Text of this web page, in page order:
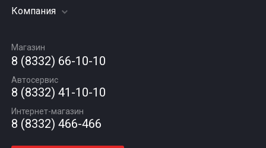
Диски
Автомасла
Подвеска (ходовая часть)
Шиномонтаж
Акции
Гарантии и возврат
Компания
Вакансии
Новости
Статьи
Контакты
Магазин
8 (8332) 66-10-10
Автосервис
8 (8332) 41-10-10
Интернет-магазин
8 (8332) 466-466